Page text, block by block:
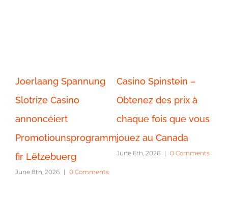
Spinstein –
des prix à
fois que vous
au Canada
6th, 2026 | 0 Comments
Cassino Spinstein –
Jogue caça-níqueis
tradicionais e
contemporâneos
exclusivamente em
Portugal.
Player
Canada